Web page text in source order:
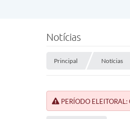
Notícias
Principal Notícias
PERÍODO